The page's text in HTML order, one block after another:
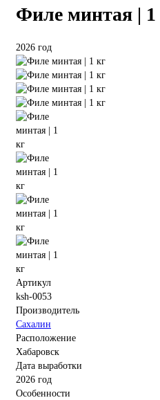
Филе минтая | 1
2026 год
Артикул
ksh-0053
Производитель
Сахалин
Расположение
Хабаровск
Дата выработки
2026 год
Особенности